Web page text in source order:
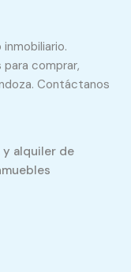
comprar,
Contáctanos
y alquiler de